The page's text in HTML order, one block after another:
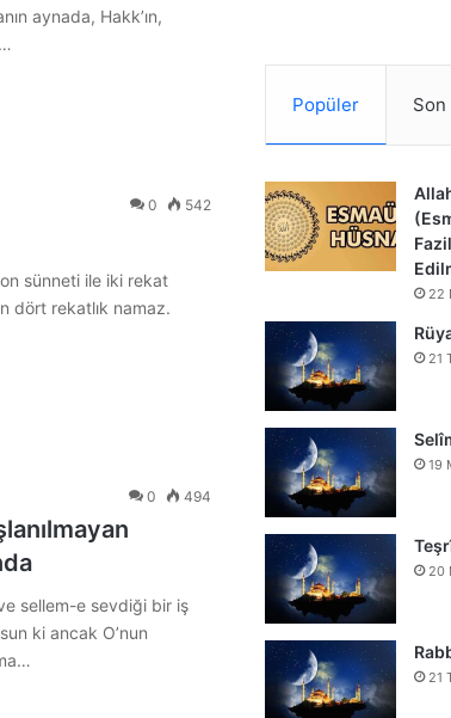
aynada, Hakk’ın,
0 542
sünneti ile iki rekat
dört rekatlık namaz.
0 494
sellem-e sevdiği bir iş
ki ancak O’nun
Popüler Son
22
21
19
20
21